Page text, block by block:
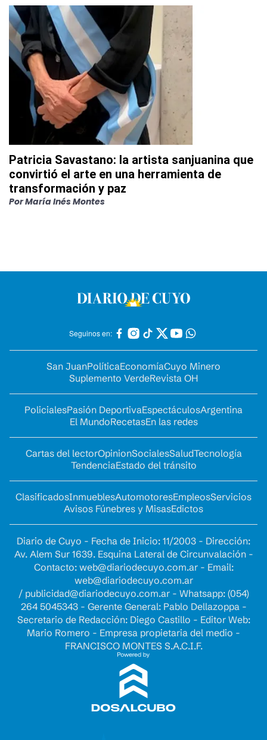
Patricia Savastano: la artista sanjuanina que
convirtió el arte en una herramienta de
transformación y paz
PorMaría Inés Montes
Seguinos en:
San JuanPolíticaEconomíaCuyo Minero
Suplemento VerdeRevista OH
PolicialesPasión DeportivaEspectáculosArgentina
El MundoRecetasEn las redes
Cartas del lectorOpinionSocialesSaludTecnología
TendenciaEstado del tránsito
ClasificadosInmueblesAutomotoresEmpleosServicios
Avisos Fúnebres y MisasEdictos
Diario de Cuyo - Fecha de Inicio: 11/2003 - Dirección:
Av. Alem Sur 1639. Esquina Lateral de Circunvalación -
Contacto: web@diariodecuyo.com.ar- Email:
web@diariodecuyo.com.ar
/ publicidad@diariodecuyo.com.ar- Whatsapp: (054)
264 5045343 - Gerente General: Pablo Dellazoppa -
Secretario de Redacción: Diego Castillo - Editor Web:
Mario Romero - Empresa propietaria del medio -
FRANCISCO MONTES S.A.C.I.F.